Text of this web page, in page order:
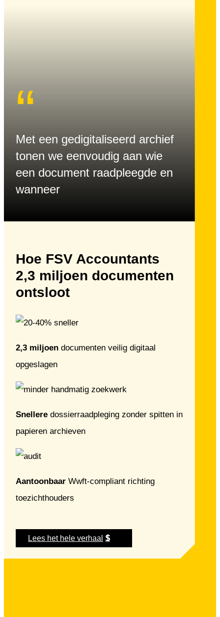
“
Met een gedigitaliseerd archief
tonen we eenvoudig aan wie
een document raadpleegde en
wanneer
Hoe FSV Accountants
2,3 miljoen documenten
ontsloot
2,3 miljoen documenten veilig digitaal
opgeslagen
Snellere dossierraadpleging zonder spitten in
papieren archieven
Aantoonbaar Wwft-compliant richting
toezichthouders
Lees het hele verhaal